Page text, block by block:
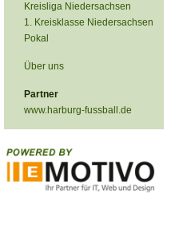
Kreisliga Niedersachsen
1. Kreisklasse Niedersachsen
Pokal
Über uns
Partner
www.harburg-fussball.de